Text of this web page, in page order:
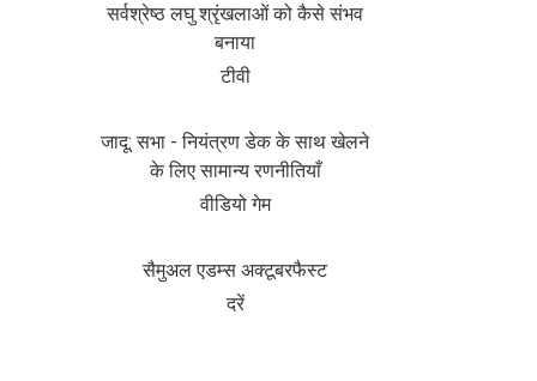
सर्वश्रेष्ठ लघु श्रृंखलाओं को कैसे संभव
बनाया
टीवी
जादू: सभा - नियंत्रण डेक के साथ खेलने
के लिए सामान्य रणनीतियाँ
वीडियो गेम
सैमुअल एडम्स अक्टूबरफैस्ट
दरें